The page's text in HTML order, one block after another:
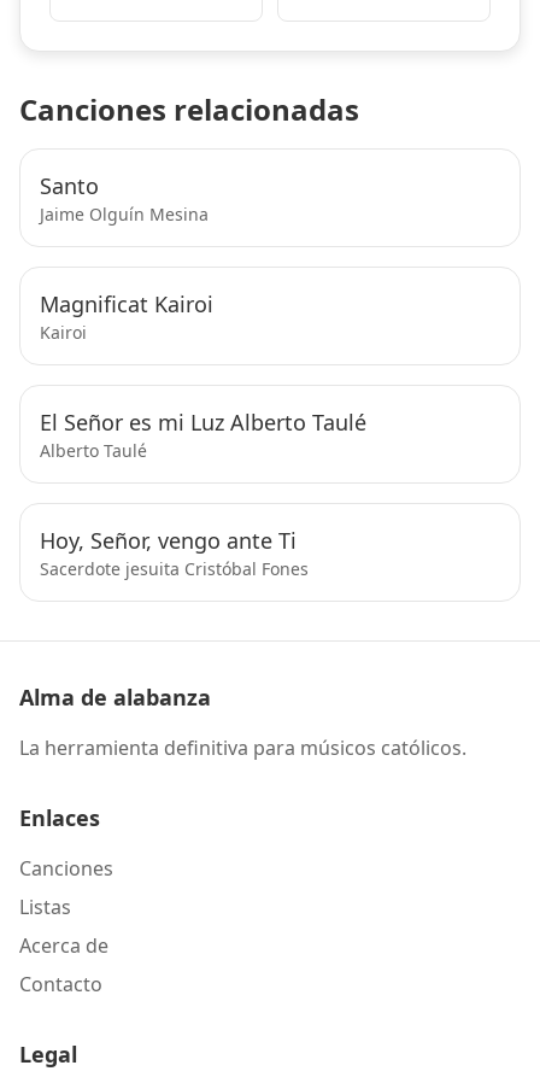
Canciones relacionadas
Santo
Jaime Olguín Mesina
Magnificat Kairoi
Kairoi
El Señor es mi Luz Alberto Taulé
Alberto Taulé
Hoy, Señor, vengo ante Ti
Sacerdote jesuita Cristóbal Fones
Alma de alabanza
La herramienta definitiva para músicos católicos.
Enlaces
Canciones
Listas
Acerca de
Contacto
Legal